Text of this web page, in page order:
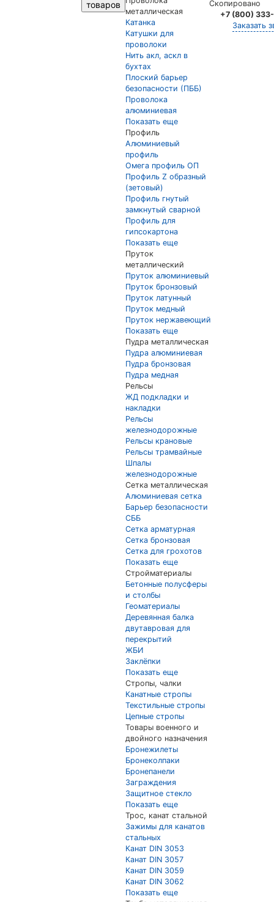
товаров
металлическая
Катанка
Катушки для
проволоки
Нить акл, аскл в
бухтах
Плоский барьер
безопасности (ПББ)
Проволока
алюминиевая
Показать еще
Профиль
Алюминиевый
профиль
Омега профиль ОП
Профиль Z образный
(зетовый)
Профиль гнутый
замкнутый сварной
Профиль для
гипсокартона
Показать еще
Пруток
металлический
Пруток алюминиевый
Пруток бронзовый
Пруток латунный
Пруток медный
Пруток нержавеющий
Показать еще
Пудра металлическая
Пудра алюминиевая
Пудра бронзовая
Пудра медная
Рельсы
ЖД подкладки и
накладки
Рельсы
железнодорожные
Рельсы крановые
Рельсы трамвайные
Шпалы
железнодорожные
Сетка металлическая
Алюминиевая сетка
Барьер безопасности
СББ
Сетка арматурная
Сетка бронзовая
Сетка для грохотов
Показать еще
Стройматериалы
Бетонные полусферы
и столбы
Геоматериалы
Деревянная балка
двутавровая для
перекрытий
ЖБИ
Заклёпки
Показать еще
Стропы, чалки
Канатные стропы
Текстильные стропы
Цепные стропы
Товары военного и
двойного назначения
Бронежилеты
Бронеколпаки
Бронепанели
Заграждения
Защитное стекло
Показать еще
Трос, канат стальной
Зажимы для канатов
стальных
Канат DIN 3053
Канат DIN 3057
Канат DIN 3059
Канат DIN 3062
Показать еще
Скопировано
+7 (800)
Заказать